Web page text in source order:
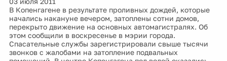
В Копенгагене в результате проливных дождей, которые
начались накануне вечером, затоплены сотни домов,
перекрыто движение на основных автомагистралях. Об
этом сообщили в воскресенье в мэрии города.
Спасательные службы зарегистрировали свыше тысячи
звонков с жалобами на затопление подвальных